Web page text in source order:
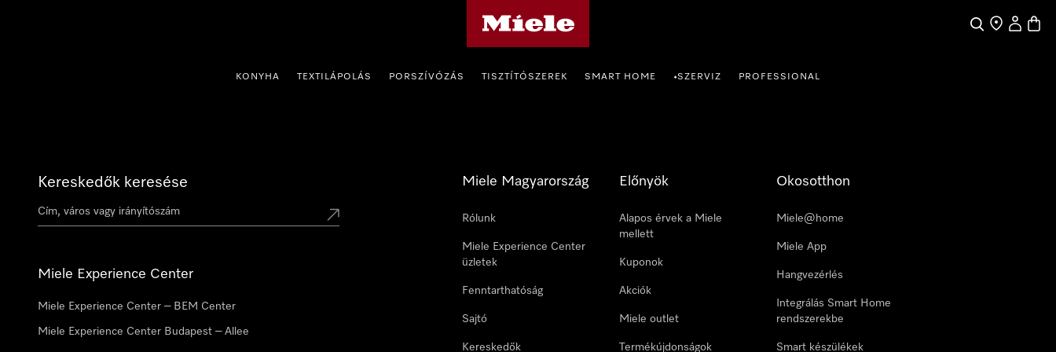
KeresesÜzletkereső
Saját profil
KONYHA TEXTILÁPOLÁS PORSZÍVÓZÁS TISZTÍTÓSZEREK SMART HOME •SZERVIZ PROFESSIONAL
Kereskedők keresése
Miele Experience Center
Miele Experience Center – BEM Center
Miele Experience Center Budapest – Allee
Miele Magyarország
Rólunk
Miele Experience Center
üzletek
Fenntarthatóság
Sajtó
Kereskedők
Előnyök
Alapos érvek a Miele
mellett
Kuponok
Akciók
Miele outlet
Termékújdonságok
Okosotthon
Miele@home
Miele App
Hangvezérlés
Integrálás Smart Home
rendszerekbe
Smart készülékek